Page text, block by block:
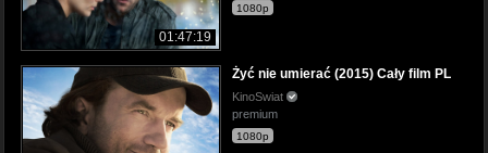
01:47:19
1080p
Żyć nie umierać (2015) Cały film PL
KinoSwiat
premium
1080p